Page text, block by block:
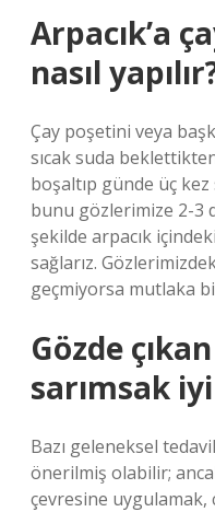
Arpacık’a
nasıl
Çay poşetini veya
sıcak suda
boşaltıp günde üç
bunu gözlerimize 2-3
şekilde arpacık
sağlarız.
geçmiyorsa mutlaka
Gözde
sarımsak
Bazı geleneksel
önerilmiş olabilir;
çevresine uygulamak,